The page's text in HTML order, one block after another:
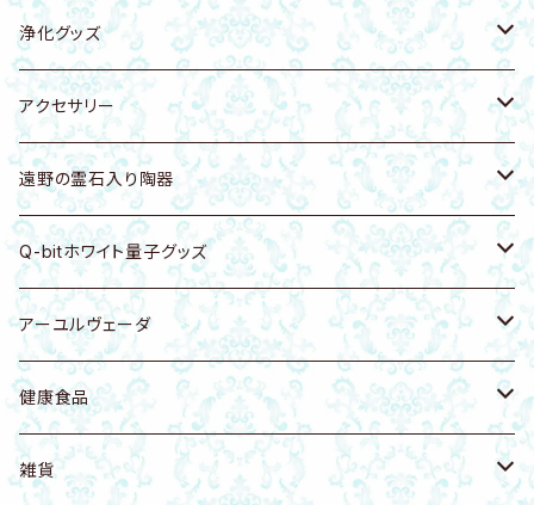
キーホルダー・バッグチャーム
浄化トレー
シートタイプ
ピアス・イヤリング・イヤーカフ
ネックレス
ヘアゴム
雑貨
キーホルダー・ストラップ
置物
浄化グッズ
エナジープレート
キーホルダー・バッグチャーム
ブレスレット
ピアス・イヤリング
ネックレス
リング
置物
浄化グッズ
天然石
ホワイトセージ
パロサント
お香
天然木
アクセサリー
アクセサリーホルダー
ピアス・イヤリング・イヤーカフ
キーホルダー・バッグチャーム
ブレスレット
ネックレス
遠野の霊石入り陶器
食器・浄化皿
カッサ・ツボ押し
アクセサリー
植木鉢
Q-bitホワイト量子グッズ
健康グッズ
アーユルヴェーダ
カンサマッサージツール
フェイシャル講座
健康食品
健康食品
天然塩
雑貨